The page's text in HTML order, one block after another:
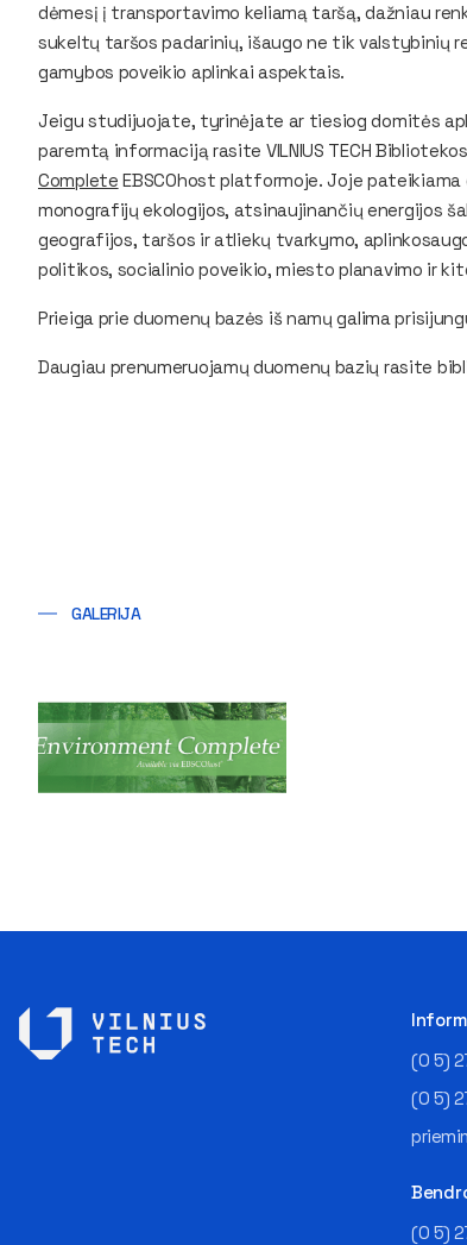
dėmesį į transportavimo keliamą taršą, dažniau
sukeltų taršos padarinių, išaugo ne tik valstybinių
gamybos poveikio aplinkai aspektais.
Jeigu studijuojate, tyrinėjate ar tiesiog domitės
paremtą informaciją rasite VILNIUS TECH
Complete EBSCOhost platformoje. Joje
monografijų ekologijos, atsinaujinančių energijos
geografijos, taršos ir atliekų tvarkymo,
politikos, socialinio poveikio, miesto planavimo ir
Prieiga prie duomenų bazės iš namų galima
Daugiau prenumeruojamų duomenų bazių rasite
GALERIJA
(0 5)
(0 5)
(0 5)